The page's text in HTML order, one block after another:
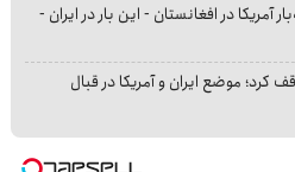
آمریکا در افغانستان - این بار در ایران -
کرد؛ موضع ایران و آمریکا در قبال